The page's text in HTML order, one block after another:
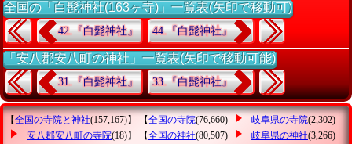
全国の「白髭神社(163ヶ寺)」一覧表(矢印で移動可)
42.『白髭神社』 44.『白髭神社』
「安八郡安八町の神社」一覧表(矢印で移動可能)
31.『白髭神社』 33.『白髭神社』
【全国の寺院と神社(157,167)】 【全国の寺院(76,660) 岐阜県の寺院(2,302)
安八郡安八町の寺院(18)】 【全国の神社(80,507) 岐阜県の神社(3,266)